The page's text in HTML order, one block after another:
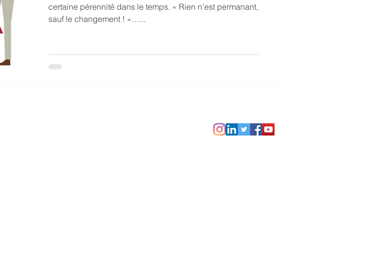
certaine pérennité dans le temps. « Rien n’est permanant,
sauf le changement ! »…...